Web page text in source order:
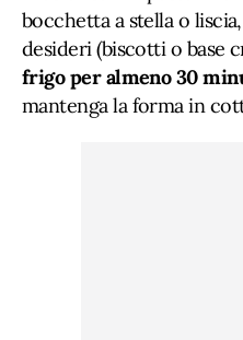
Trasferisci l’impasto in
bocchetta a stella o
desideri (biscotti o base
frigo per almeno 30